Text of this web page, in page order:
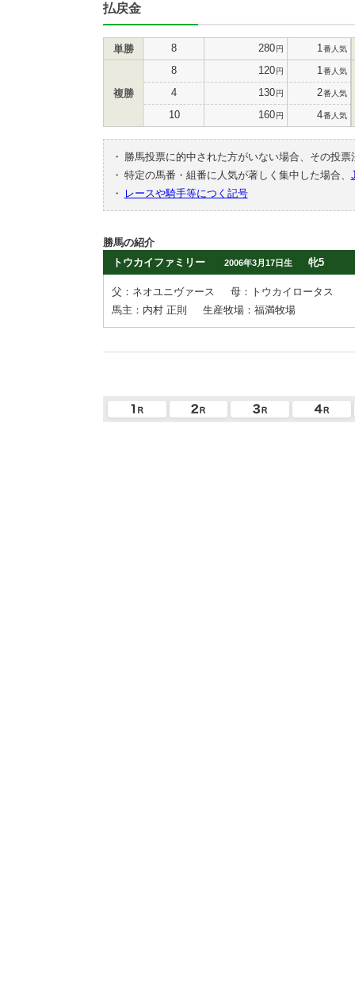
払戻金
単勝 8 280円 1 番人気
複勝
8 120円 1 番人気
4 130円 2番人気
10 160円 4番人気
・
勝馬投票に的中された方がいない場合、その投
・ 特定の馬番・組番に人気が著しく集中した場合、
・
レースや騎手等につく記号
勝馬の紹介
トウカイファミリー
2006年3月17日生 牝5
父：ネオユニヴァース
母：トウカイロータス
馬主：内村 正則
生産牧場：福満牧場